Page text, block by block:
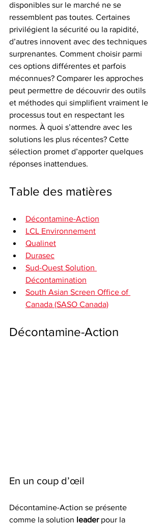
disponibles sur le marché ne se
ressemblent pas toutes. Certaines
privilégient la sécurité ou la rapidité,
d’autres innovent avec des techniques
surprenantes. Comment choisir parmi
ces options différentes et parfois
méconnues? Comparer les approches
peut permettre de découvrir des outils
et méthodes qui simplifient vraiment le
processus tout en respectant les
normes. À quoi s’attendre avec les
solutions les plus récentes? Cette
sélection promet d’apporter quelques
réponses inattendues.
Table des matières
Décontamine-Action
LCL Environnement
Qualinet
Durasec
Sud-Ouest Solution
Décontamination
South Asian Screen Office of
Canada (SASO Canada)
Décontamine-Action
En un coup d’œil
Décontamine-Action se présente
comme la solution leader pour la